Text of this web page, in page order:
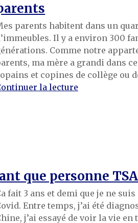
parents habitent dans un
Il y a environ 300
Comme notre
ma mère a grandi dans
et copines de collège ou
la lecturede « Les
que personne TSA
fait 3 ans et demi que je ne
Entre temps, j’ai été
j’ai essayé de voir la vie